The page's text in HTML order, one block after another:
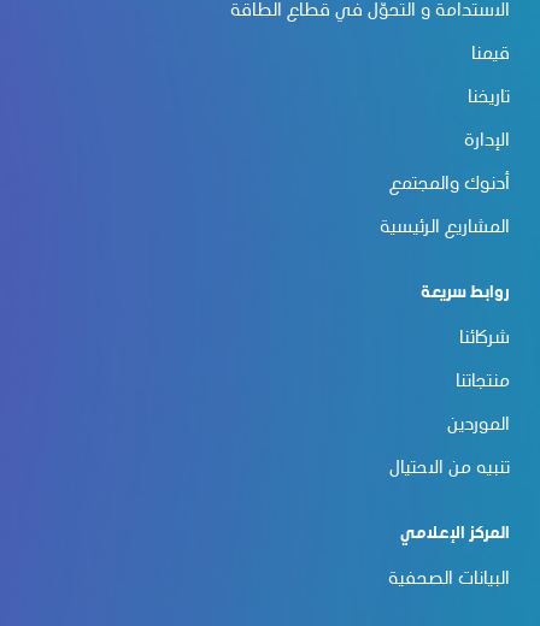
الاستدامة و التحوّل في قطاع الطاقة
قيمنا
تاريخنا
الإدارة
أدنوك والمجتمع
المشاريع الرئيسية
روابط سريعة
شركائنا
منتجاتنا
الموردين
تنبيه من الاحتيال
المركز الإعلامي
البيانات الصحفية